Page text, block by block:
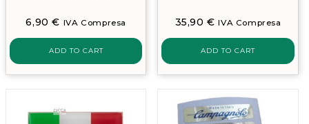
6,90€ IVA Compresa
ADD TO CART
35,90€ IVA Compresa
ADD TO CART